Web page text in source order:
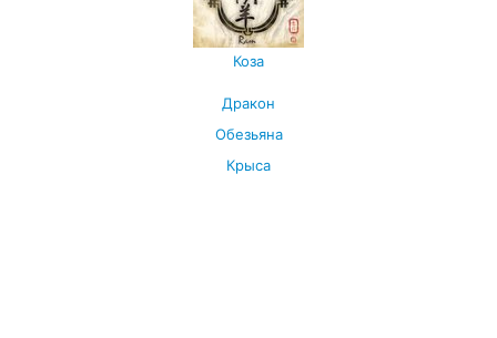
Коза
Дракон
Обезьяна
Крыса